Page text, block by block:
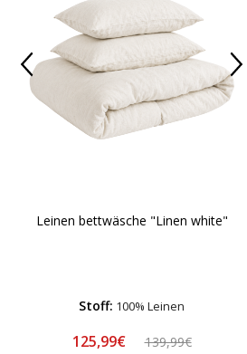
Leinen bettwäsche "Linen white"
Stoff: 100% Leinen
125,99€ 139,99€